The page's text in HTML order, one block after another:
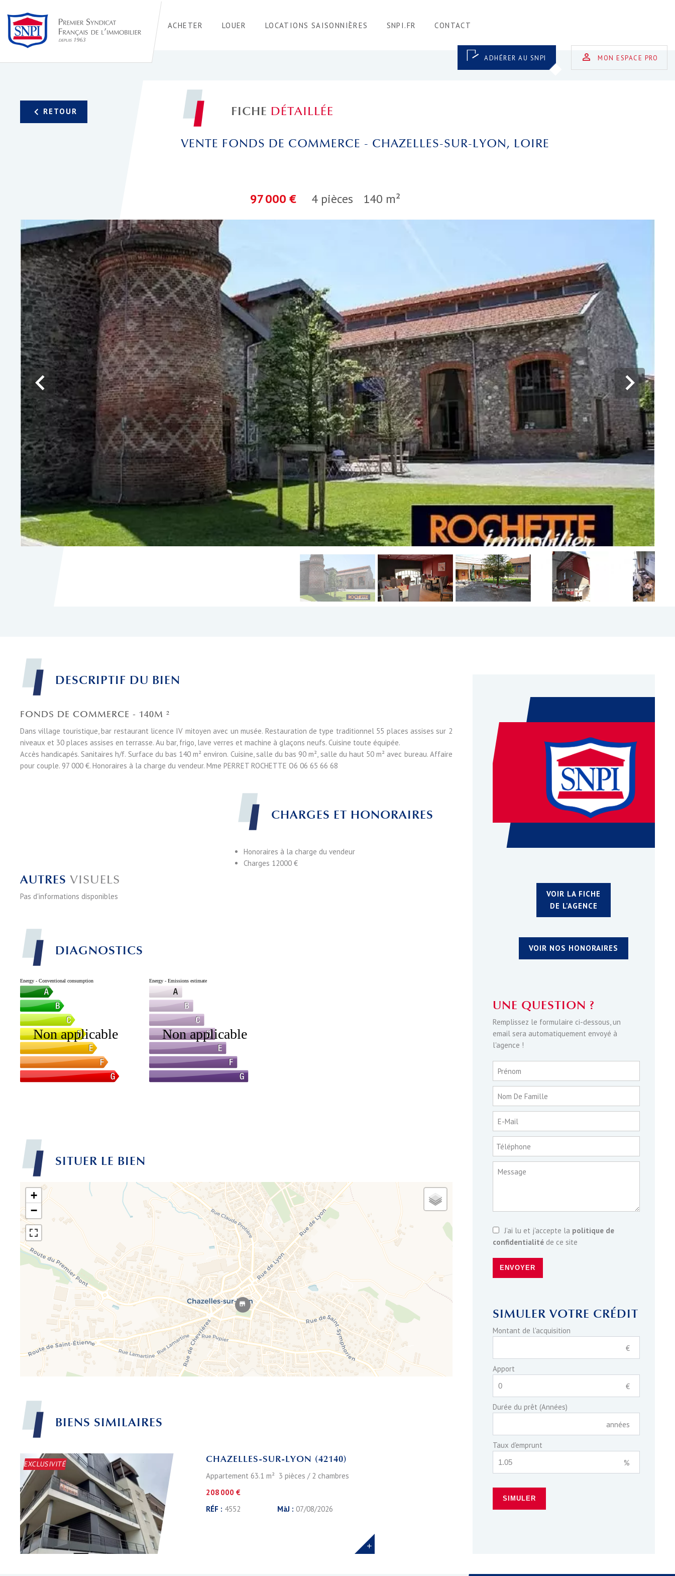
ACHETER LOUER LOCATIONS SAISONNIÈRES SNPI.FR CONTACT
ADHÉRER AU SNPI MON ESPACE PRO
FICHE DÉTAILLÉE
VENTE FONDS DE COMMERCE - CHAZELLES-SUR-LYON, LOIRE
4 pièces 140 m²
97 000 €
DESCRIPTIF DU BIEN
FONDS DE COMMERCE - 140M ²
Dans village touristique, bar restaurant licence IV mitoyen avec un musée. Restauration de type traditionnel 55 places assises sur 2
niveaux et 30 places assises en terrasse. Au bar, frigo, lave verres et machine à glaçons neufs. Cuisine toute équipée.
Accès handicapés. Sanitaires h/f. Surface du bas 140 m² environ. Cuisine, salle du bas 90 m², salle du haut 50 m² avec bureau. Affaire
pour couple. 97 000 €. Honoraires à la charge du vendeur. Mme PERRET ROCHETTE O6 06 65 66 68
CHARGES ET HONORAIRES
Honoraires à la charge du vendeur
Charges 12000 €
AUTRES VISUELS
Pas d'informations disponibles
DIAGNOSTICS
SITUER LE BIEN
+
−
BIENS SIMILAIRES
EXCLUSIVITÉ CHAZELLES-SUR-LYON (42140)
Appartement 63.1 m² 3 pièces / 2 chambres
208 000 €
RÉF : 4552 MàJ : 07/08/2026
VOIR LA FICHE
DE L'AGENCE
VOIR NOS HONORAIRES
UNE QUESTION ?
Remplissez le formulaire ci-dessous, un
email sera automatiquement envoyé à
l'agence !
Prénom
Nom De Famille
E-Mail
Téléphone
Message
J’ai lu et j'accepte la politique de
confidentialitéde ce site
ENVOYER
SIMULER VOTRE CRÉDIT
Montant de l'acquisition
€
Apport
€
Durée du prêt (Années)
années
Taux d'emprunt
%
SIMULER